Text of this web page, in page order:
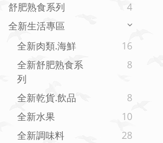
舒肥熟食系列
4
全新生活專區
全新肉類.海鮮
16
全新舒肥熟食系
列
8
全新乾貨.飲品
8
全新水果
10
全新調味料
28